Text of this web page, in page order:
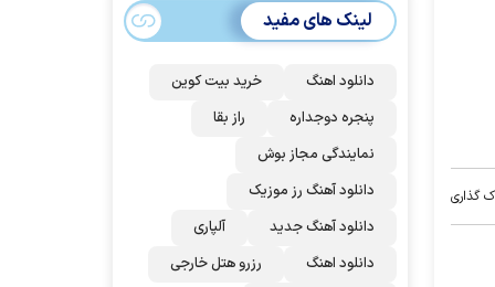
گذاری
می‌شود؟!
لینک های مفید
دانلود اهنگ
خرید بیت کوین
پنجره دوجداره
راز بقا
نمایندگی مجاز بوش
دانلود آهنگ رز‌ موزیک
دانلود آهنگ جدید
آلپاری
دانلود اهنگ
رزرو هتل خارجی